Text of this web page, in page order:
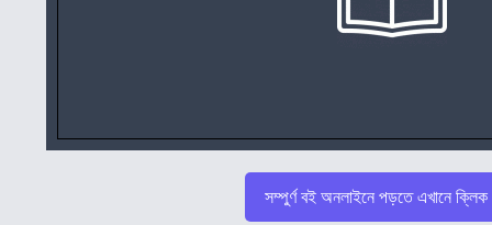
সম্পুর্ণ বই অনলাইনে পড়তে এখানে